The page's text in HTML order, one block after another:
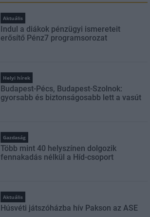
Aktuális
Indul a diákok pénzügyi ismereteit
erősítő Pénz7 programsorozat
Helyi hírek
Budapest-Pécs, Budapest-Szolnok:
gyorsabb és biztonságosabb lett a vasút
Gazdaság
Több mint 40 helyszínen dolgozik
fennakadás nélkül a Híd-csoport
Aktuális
Húsvéti játszóházba hív Pakson az ASE